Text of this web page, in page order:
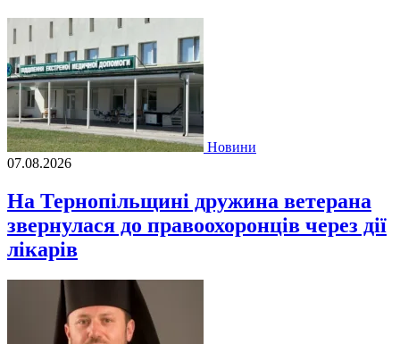
Новини
07.08.2026
На Тернопільщині дружина ветерана
звернулася до правоохоронців через дії
лікарів